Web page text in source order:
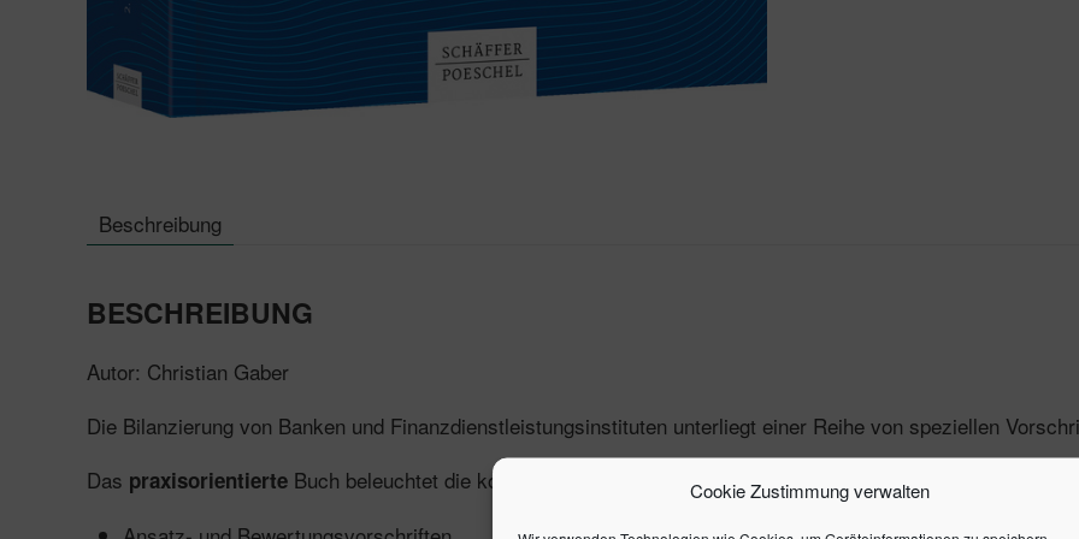
Cookie Zustimmung verwalten
Beschreibung
BESCHREIBUNG
Autor: Christian Gaber
Die Bilanzierung von Banken und Finanzdienstleistungsinstituten unterliegt einer Reihe von speziellen
Das praxisorientierte Buch beleuchtet die komplexen
, darunter: